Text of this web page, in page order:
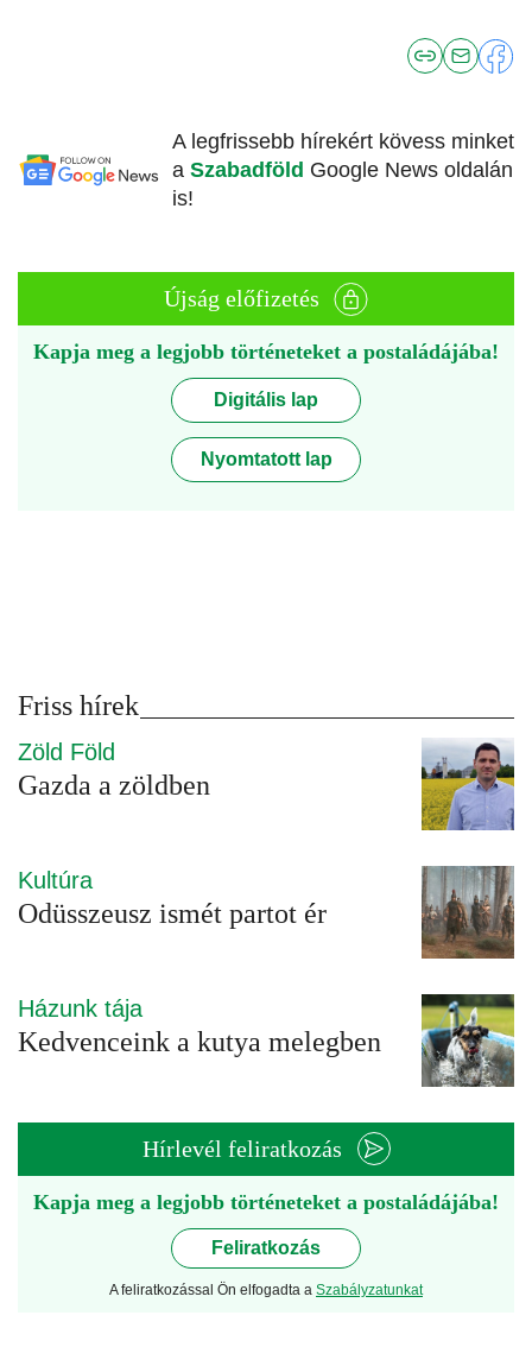
A legfrissebb hírekért kövess minket
a Szabadföld Google News oldalán
is!
Újság előfizetés
Kapja meg a legjobb történeteket a postaládájába!
Digitális lap
Nyomtatott lap
Friss hírek
Zöld Föld
Gazda a zöldben
Kultúra
Odüsszeusz ismét partot ér
Házunk tája
Kedvenceink a kutya melegben
Hírlevél feliratkozás
Kapja meg a legjobb történeteket a postaládájába!
Feliratkozás
A feliratkozással Ön elfogadta a Szabályzatunkat